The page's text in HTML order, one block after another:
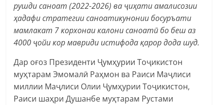
рушди саноат (2022-2026) ва ҷиҳати амалисозии
ҳадафи стратегии саноатикунонии босуръати
мамлакат 7 корхонаи калони саноатӣ бо беш аз
4000 ҷойи кор мавриди истифода қарор дода шуд.
Дар оғоз Президенти Ҷумҳурии Тоҷикистон
муҳтарам Эмомалӣ Раҳмон ва Раиси Маҷлиси
миллии Маҷлиси Олии Ҷумҳурии Тоҷикистон,
Раиси шаҳри Душанбе муҳтарам Рустами